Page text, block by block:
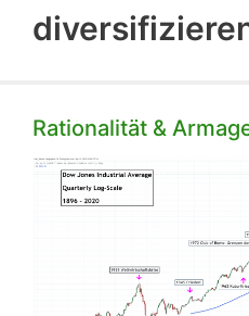
Rationalität &